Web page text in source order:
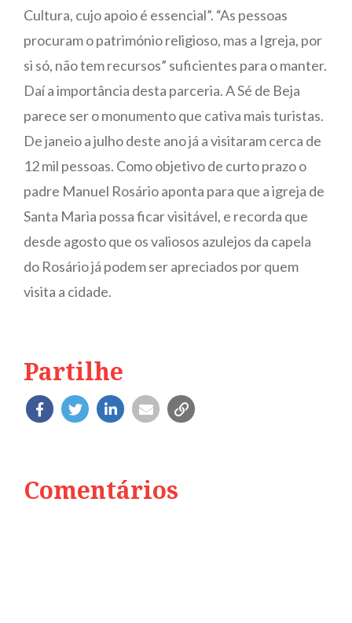
Cultura, cujo apoio é essencial”. “As pessoas
procuram o património religioso, mas a Igreja, por
si só, não tem recursos” suficientes para o manter.
Daí a importância desta parceria. A Sé de Beja
parece ser o monumento que cativa mais turistas.
De janeio a julho deste ano já a visitaram cerca de
12 mil pessoas. Como objetivo de curto prazo o
padre Manuel Rosário aponta para que a igreja de
Santa Maria possa ficar visitável, e recorda que
desde agosto que os valiosos azulejos da capela
do Rosário já podem ser apreciados por quem
visita a cidade.
Partilhe
Comentários